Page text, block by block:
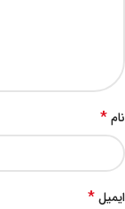
نام*
ایمیل*